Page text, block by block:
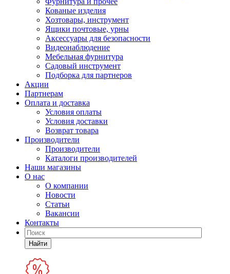
Кованые изделия
Хозтовары, инструмент
Ящики почтовые, урны
Аксессуары для безопасности
Видеонаблюдение
Мебельная фурнитура
Садовый инструмент
Подборка для партнеров
Акции
Партнерам
Оплата и доставка
Условия оплаты
Условия доставки
Возврат товара
Производители
Производители
Каталоги производителей
Наши магазины
О нас
О компании
Новости
Статьи
Вакансии
Контакты
Найти